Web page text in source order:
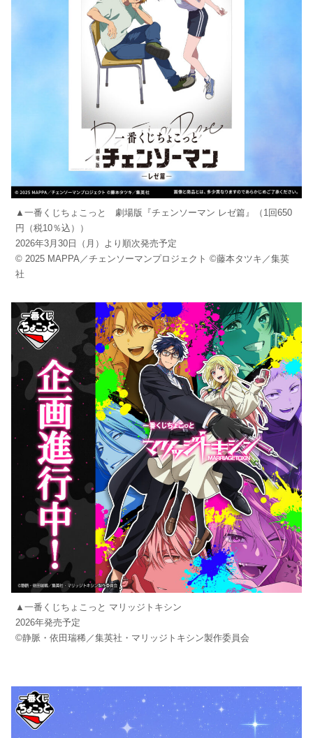
▲一番くじちょこっと 劇場版『チェンソーマン レゼ篇』（1回650
円（税10％込））
2026年3月30日（月）より順次発売予定
© 2025 MAPPA／チェンソーマンプロジェクト ©藤本タツキ／集英
社
▲一番くじちょこっと マリッジトキシン
2026年発売予定
©静脈・依田瑞稀／集英社・マリッジトキシン製作委員会